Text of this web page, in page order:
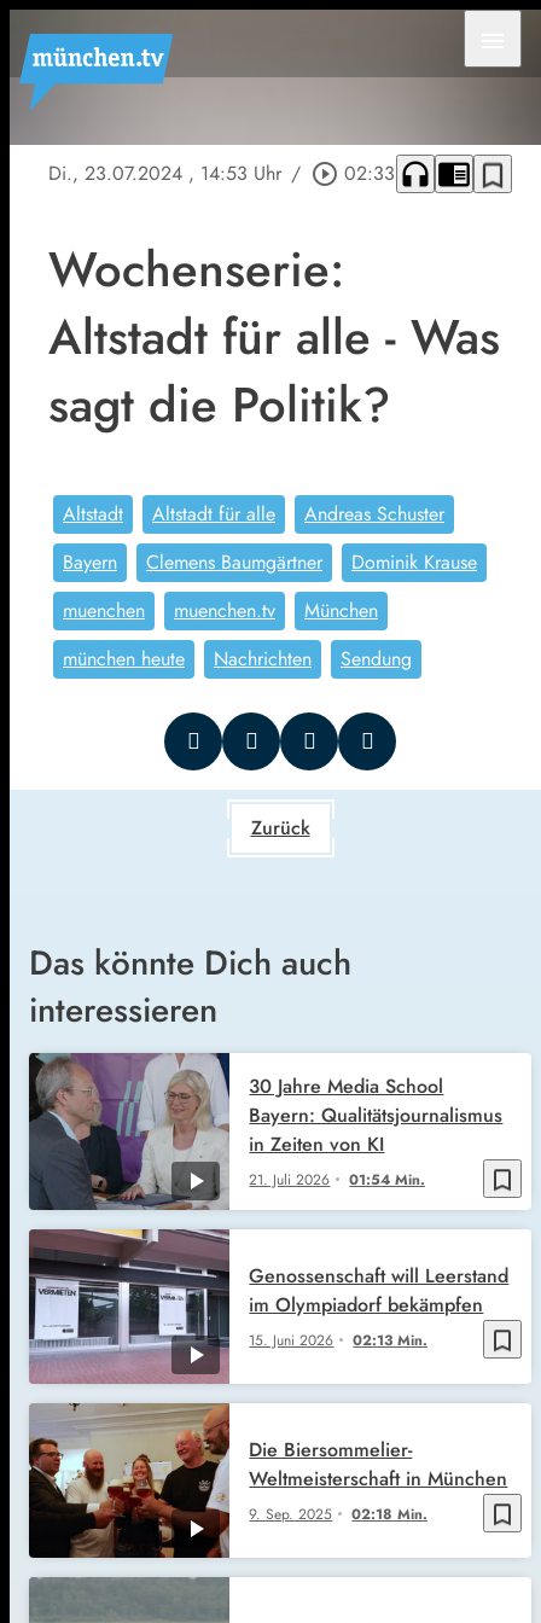
Di., 23.07.2024 , 14:53 Uhr / play_circle_outline 02:33 headphones chrome_reader_mode bookmark_border
Wochenserie:
Altstadt für alle - Was
sagt die Politik?
Altstadt Altstadt für alle
Andreas Schuster
Bayern
Clemens Baumgärtner
Dominik Krause
muenchen
muenchen.tv
München
münchen heute
Nachrichten Sendung
Zurück
Das könnte Dich auch
interessieren
bookmark_border
21. Juli 2026 01:54 Min.
30 Jahre Media School
Bayern: Qualitätsjournalismus
in Zeiten von KI
bookmark_border
15. Juni 2026 02:13 Min.
Genossenschaft will Leerstand
im Olympiadorf bekämpfen
bookmark_border
9. Sep. 2025 02:18 Min.
Die Biersommelier-
Weltmeisterschaft in München